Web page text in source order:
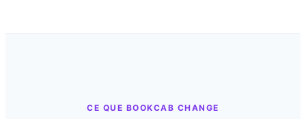
CE QUE BOOKCAB CHANGE